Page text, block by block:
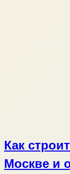
Как
Москве и